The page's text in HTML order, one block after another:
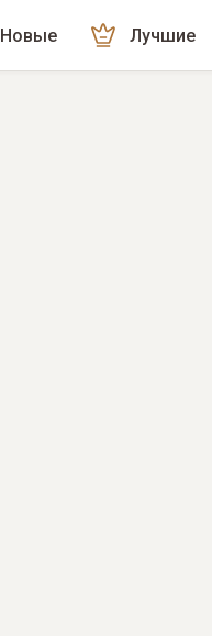
Новые Лучшие